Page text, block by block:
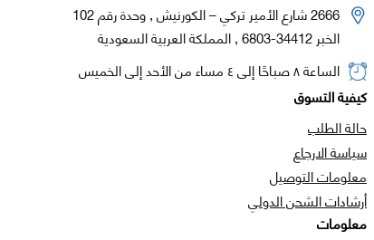
2666 شارع الأمير تركي – الكورنيش , وحدة رقم 102
الخبر 34412-6803 , المملكة العربية السعودية
الساعة ٨ صباحًا إلى ٤ مساء من الأحد إلى الخميس
كيفية التسوق
حالة الطلب
سياسة الارجاع
معلومات التوصيل
أرشادات الشحن الدولي
معلومات